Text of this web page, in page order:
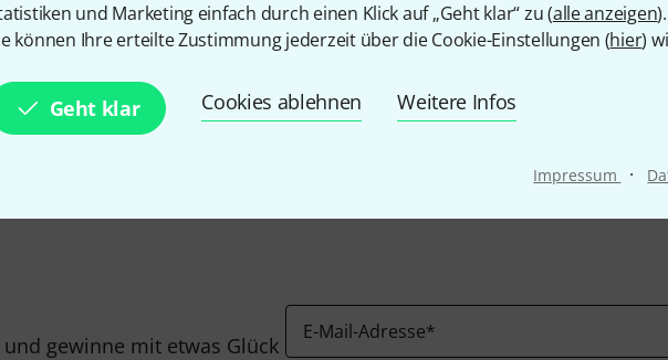
und Marketing einfach durch einen Klick auf „Geht klar“ zu (alle anzeigen).
können Ihre erteilte Zustimmung jederzeit über die Cookie-Einstellungen (hier)
Geht klar Cookies ablehnen Weitere Infos
Impressum ·
Gefällt Ihnen, was Sie sehen?
gewinne mit etwas Glück
E-Mail-Adresse*